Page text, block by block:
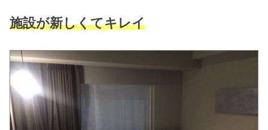
施設が新しくてキレイ